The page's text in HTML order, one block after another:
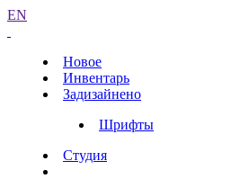
EN
Новое
Инвентарь
Задизайнено
Шрифты
Студия